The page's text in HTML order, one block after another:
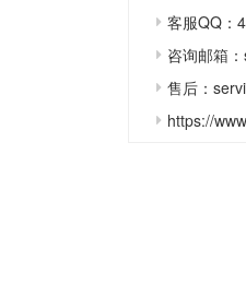
客服QQ：
咨询邮箱
售后：
https://